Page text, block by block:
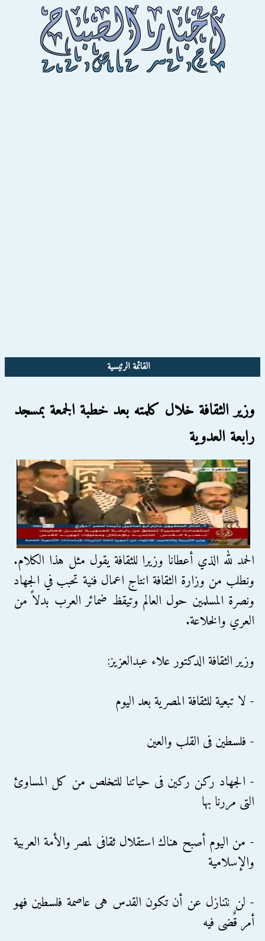
القائمة الرئيسية
وزير الثقافة خلال كلمته بعد خطبة الجمعة بمسجد
رابعة العدوية
الحمد لله الذي أعطانا وزيرا للثقافة يقول مثل هذا الكلام.
ونطلب من وزارة الثقافة انتاج اعمال فنية تحبب في الجهاد
ونصرة المسلمين حول العالم وتيقظ ضمائر العرب بدلاً من
العري والخلاعة.
وزير الثقافة الدكتور علاء عبدالعزيز:
- لا تبعية للثقافة المصرية بعد اليوم
- فلسطين فى القلب والعين
- الجهاد ركن ركين فى حياتنا للتخلص من كل المساوئ
التى مررنا بها
- من اليوم أصبح هناك استقلال ثقافى لمصر والأمة العربية
والإسلامية
- لن نتنازل عن أن تكون القدس هى عاصمة فلسطين فهو
أمر قٌضى فيه